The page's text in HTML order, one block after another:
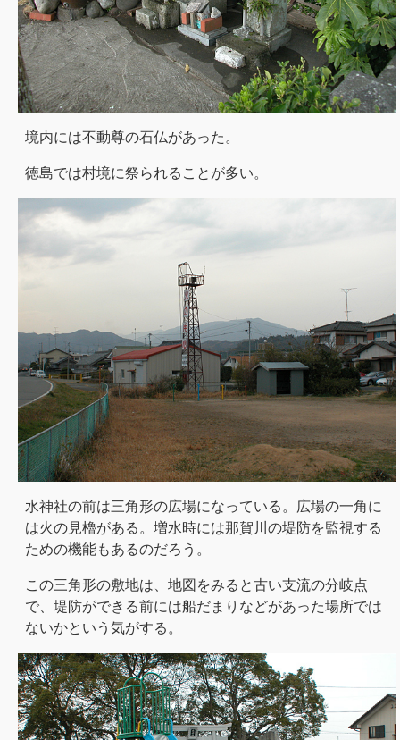
境内には不動尊の石仏があった。
徳島では村境に祭られることが多い。
水神社の前は三角形の広場になっている。広場の一角に
は火の見櫓がある。増水時には那賀川の堤防を監視する
ための機能もあるのだろう。
この三角形の敷地は、地図をみると古い支流の分岐点
で、堤防ができる前には船だまりなどがあった場所では
ないかという気がする。